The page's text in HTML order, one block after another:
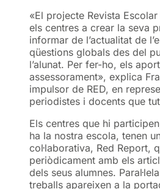
«El projecte Revista
els centres a crear la seva
informar de l’actualitat de
qüestions globals des del
l’alunat. Per fer-ho, els
assessorament», explica
impulsor de RED, en
periodistes i docents que
Els centres que hi
ha la nostra escola, tenen
col·laborativa, Red Report,
periòdicament amb els
dels seus alumnes.
treballs apareixen a la